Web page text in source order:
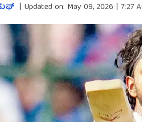
| Updated on: May 09, 2026 | 7:27